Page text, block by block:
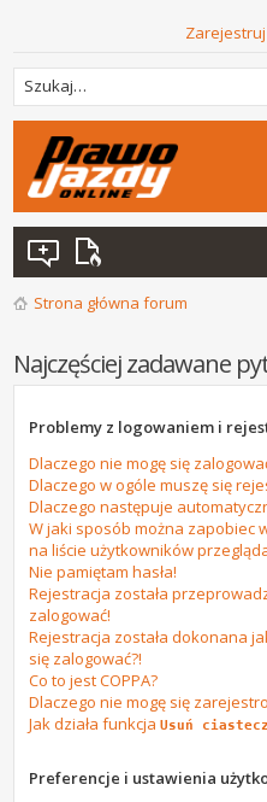
Zarejestruj
Strona główna forum
Najczęściej zadawane
Problemy z logowaniem i
Dlaczego nie mogę się
Dlaczego w ogóle muszę się
Dlaczego następuje
W jaki sposób można zapobiec
na liście użytkowników
Nie pamiętam hasła!
Rejestracja została
zalogować!
Rejestracja została dokonana
się zalogować?!
Co to jest COPPA?
Dlaczego nie mogę się
Jak działa funkcjaUsuń
Preferencje i ustawienia